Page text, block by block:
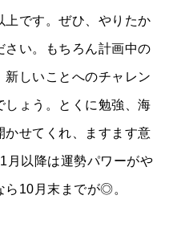
上です。ぜひ、やりたか
さい。もちろん計画中の
しいことへのチャレン
しょう。とくに勉強、海
せてくれ、ますます意
月以降は運勢パワーがや
ら10月末までが◎。